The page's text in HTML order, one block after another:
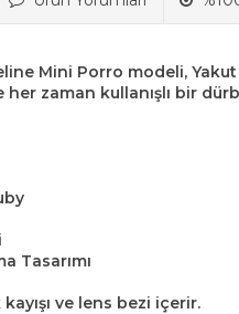
Mini Porro modeli,
her zaman kullanışlı bir
Tasarımı
ve lens bezi içerir.